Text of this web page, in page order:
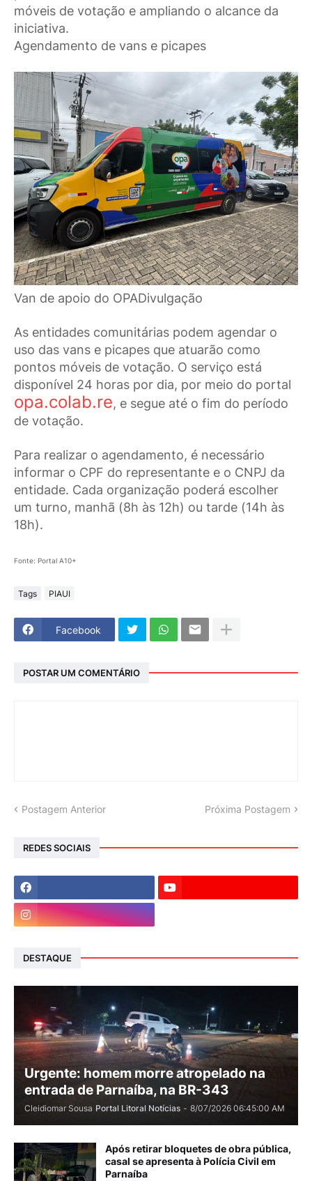
móveis de votação e ampliando o alcance da
iniciativa.
Agendamento de vans e picapes
Van de apoio do OPADivulgação
As entidades comunitárias podem agendar o
uso das vans e picapes que atuarão como
pontos móveis de votação. O serviço está
disponível 24 horas por dia, por meio do portal
opa.colab.re, e segue até o fim do período
de votação.
Para realizar o agendamento, é necessário
informar o CPF do representante e o CNPJ da
entidade. Cada organização poderá escolher
um turno, manhã (8h às 12h) ou tarde (14h às
18h).
Fonte: Portal A10+
Tags PIAUI
Facebook
POSTAR UM COMENTÁRIO
Postagem Anterior Próxima Postagem
REDES SOCIAIS
DESTAQUE
Urgente: homem morre atropelado na
entrada de Parnaíba, na BR-343
Cleidiomar Sousa Portal Litoral Notícias - 8/07/2026 06:45:00 AM
Após retirar bloquetes de obra pública,
casal se apresenta à Polícia Civil em
Parnaíba